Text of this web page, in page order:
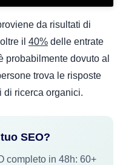
da risultati di
il 40% delle entrate
probabilmente dovuto al
trova le risposte
di ricerca organici.
SEO?
completo in 48h: 60+